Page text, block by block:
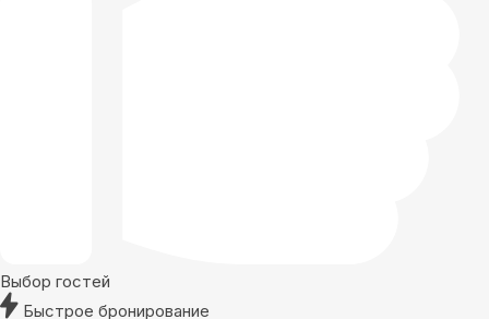
Выбор гостей
Быстрое бронирование